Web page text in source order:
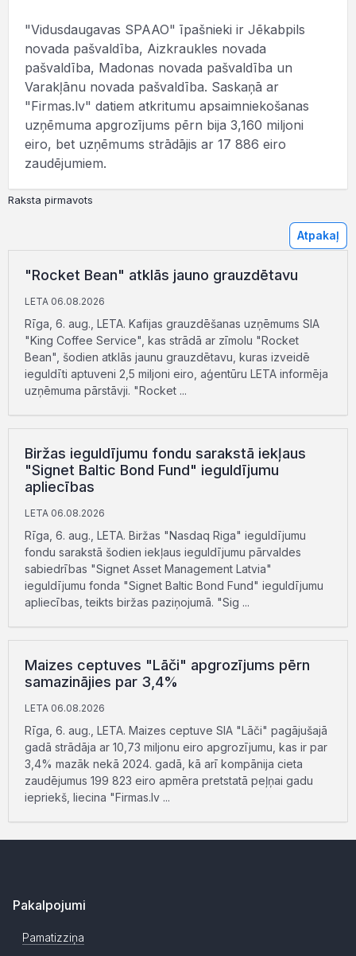
"Vidusdaugavas SPAAO" īpašnieki ir Jēkabpils
novada pašvaldība, Aizkraukles novada
pašvaldība, Madonas novada pašvaldība un
Varakļānu novada pašvaldība. Saskaņā ar
"Firmas.lv" datiem atkritumu apsaimniekošanas
uzņēmuma apgrozījums pērn bija 3,160 miljoni
eiro, bet uzņēmums strādājis ar 17 886 eiro
zaudējumiem.
Raksta pirmavots
Atpakaļ
"Rocket Bean" atklās jauno grauzdētavu
LETA 06.08.2026
Rīga, 6. aug., LETA. Kafijas grauzdēšanas uzņēmums SIA
"King Coffee Service", kas strādā ar zīmolu "Rocket
Bean", šodien atklās jaunu grauzdētavu, kuras izveidē
ieguldīti aptuveni 2,5 miljoni eiro, aģentūru LETA informēja
uzņēmuma pārstāvji. "Rocket ...
Biržas ieguldījumu fondu sarakstā iekļaus
"Signet Baltic Bond Fund" ieguldījumu
apliecības
LETA 06.08.2026
Rīga, 6. aug., LETA. Biržas "Nasdaq Riga" ieguldījumu
fondu sarakstā šodien iekļaus ieguldījumu pārvaldes
sabiedrības "Signet Asset Management Latvia"
ieguldījumu fonda "Signet Baltic Bond Fund" ieguldījumu
apliecības, teikts biržas paziņojumā. "Sig ...
Maizes ceptuves "Lāči" apgrozījums pērn
samazinājies par 3,4%
LETA 06.08.2026
Rīga, 6. aug., LETA. Maizes ceptuve SIA "Lāči" pagājušajā
gadā strādāja ar 10,73 miljonu eiro apgrozījumu, kas ir par
3,4% mazāk nekā 2024. gadā, kā arī kompānija cieta
zaudējumus 199 823 eiro apmēra pretstatā peļņai gadu
iepriekš, liecina "Firmas.lv ...
Pakalpojumi
Pamatizziņa